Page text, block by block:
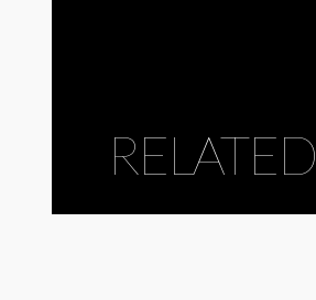
RELATED